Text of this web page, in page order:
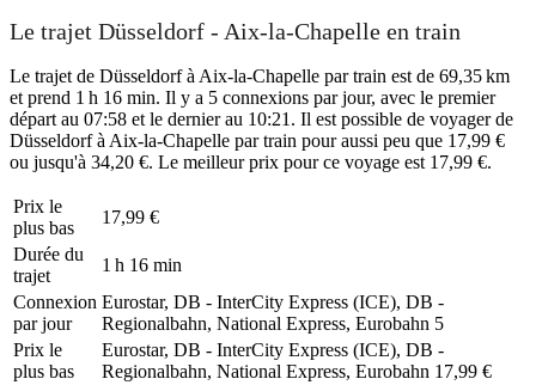
Le trajet Düsseldorf - Aix-la-Chapelle en train
Le trajet de Düsseldorf à Aix-la-Chapelle par train est de 69,35 km
et prend 1 h 16 min. Il y a 5 connexions par jour, avec le premier
départ au 07:58 et le dernier au 10:21. Il est possible de voyager de
Düsseldorf à Aix-la-Chapelle par train pour aussi peu que 17,99 €
ou jusqu'à 34,20 €. Le meilleur prix pour ce voyage est 17,99 €.
Prix ​​le
plus bas
17,99 €
Durée du
trajet
1 h 16 min
Connexion
par jour
Eurostar, DB - InterCity Express (ICE), DB -
Regionalbahn, National Express, Eurobahn 5
Prix ​​le
plus bas
Eurostar, DB - InterCity Express (ICE), DB -
Regionalbahn, National Express, Eurobahn 17,99 €